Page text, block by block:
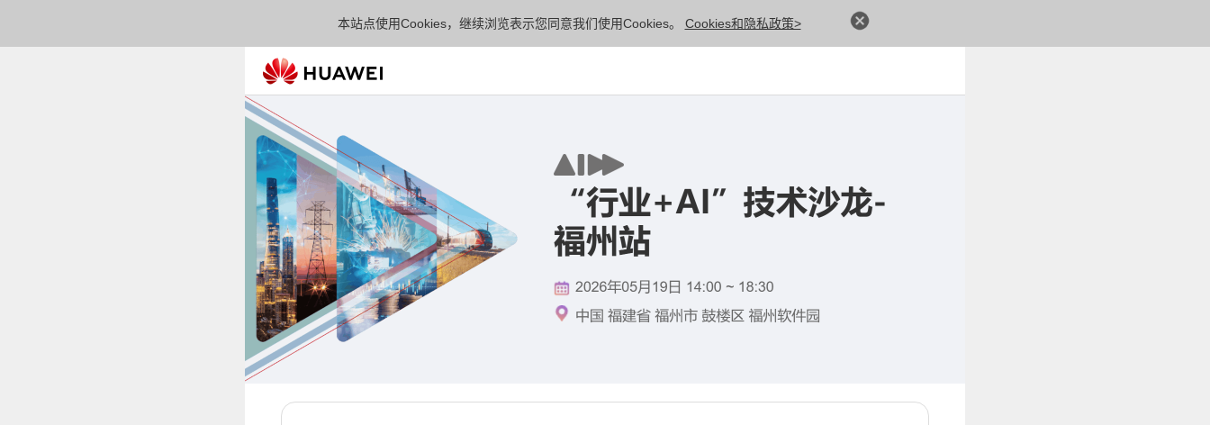
本站点使用Cookies，继续浏览表示您同意我们使用Cookies。 Cookies和隐私政策>